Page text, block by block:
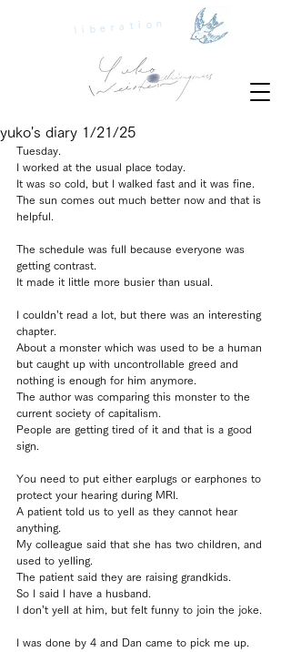
liberation
yuko's diary 1/21/25
Tuesday.
I worked at the usual place today.
It was so cold, but I walked fast and it was fine.
The sun comes out much better now and that is
helpful.
The schedule was full because everyone was
getting contrast.
It made it little more busier than usual.
I couldn’t read a lot, but there was an interesting
chapter.
About a monster which was used to be a human
but caught up with uncontrollable greed and
nothing is enough for him anymore.
The author was comparing this monster to the
current society of capitalism.
People are getting tired of it and that is a good
sign.
You need to put either earplugs or earphones to
protect your hearing during MRI.
A patient told us to yell as they cannot hear
anything.
My colleague said that she has two children, and
used to yelling.
The patient said they are raising grandkids.
So I said I have a husband.
I don’t yell at him, but felt funny to join the joke.
I was done by 4 and Dan came to pick me up.